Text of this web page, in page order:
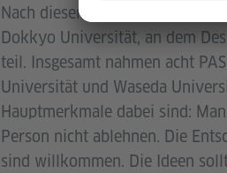
Nach diesen öffentlichen
Dokkyo Universität, an dem
teil. Insgesamt nahmen acht
Universität und Waseda
Hauptmerkmale dabei sind:
Person nicht ablehnen. Die
sind willkommen. Die Ideen